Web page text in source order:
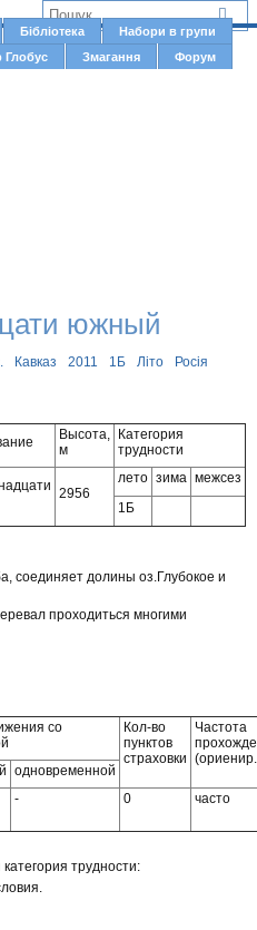
navigation
Бібліотека
Набори в групи
Глобус Змагання Форум
южный
Кавказ 2011 1Б Літо
Росія
Высота,
м
Категория
трудности
2956
лето зима межсез
1Б
соединяет долины оз.Глубокое и
проходиться многими
со
Кол-во
пунктов
страховки
Частота
одновременной
- 0 часто
трудности: